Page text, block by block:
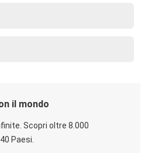
il mondo
Scopri oltre 8.000
Paesi.